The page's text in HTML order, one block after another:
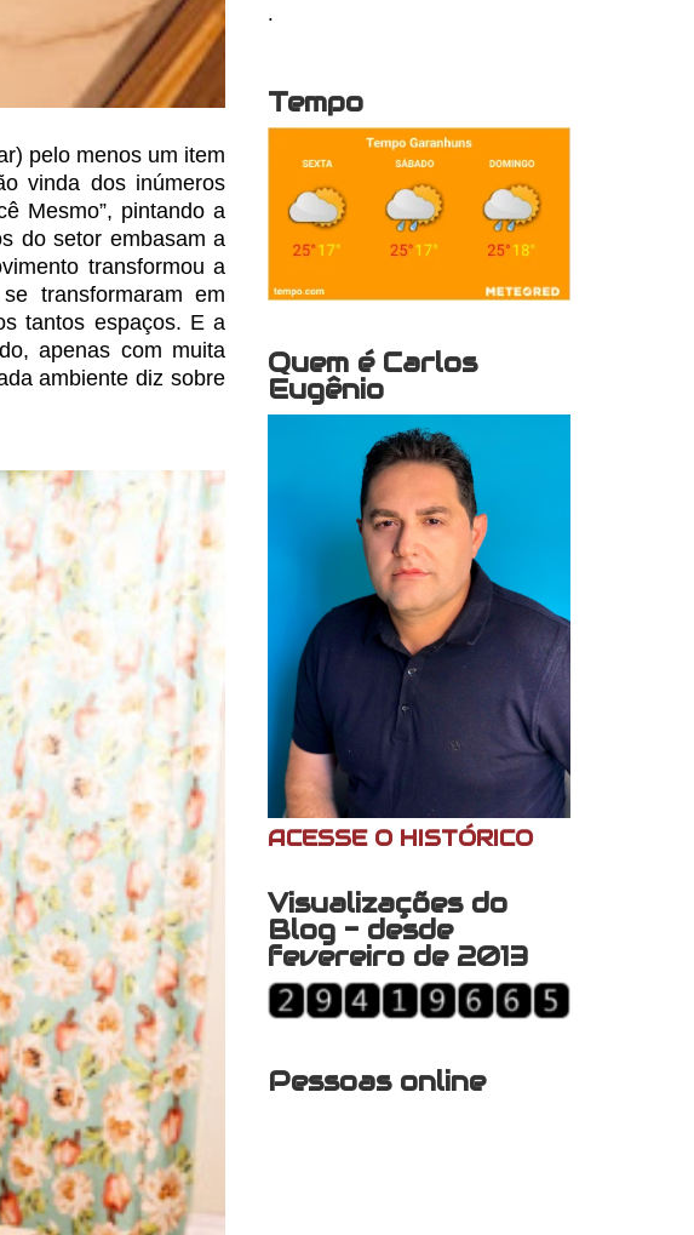
pelo menos um item
vinda dos inúmeros
Mesmo”, pintando a
do setor embasam a
transformou a
transformaram em
tantos espaços. E a
apenas com muita
ambiente diz sobre
.
Tempo
Quem é Carlos
Eugênio
ACESSE O HISTÓRICO
Visualizações do
Blog - desde
fevereiro de 2013
Pessoas online